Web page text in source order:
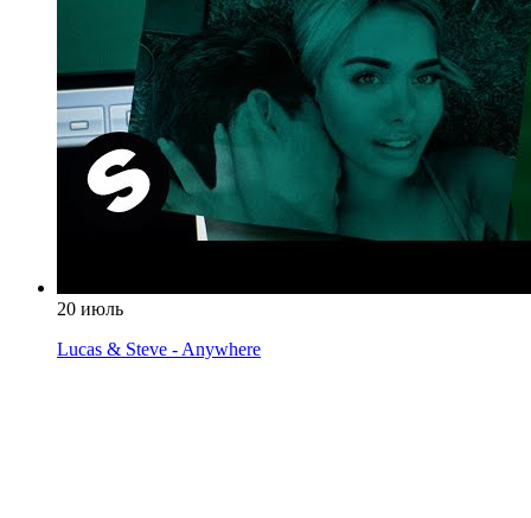
20 июль
Lucas & Steve - Anywhere